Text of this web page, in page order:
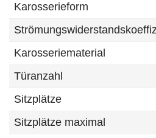
Karosserieform
Karosseriematerial
Türanzahl
Sitzplätze
Sitzplätze maximal